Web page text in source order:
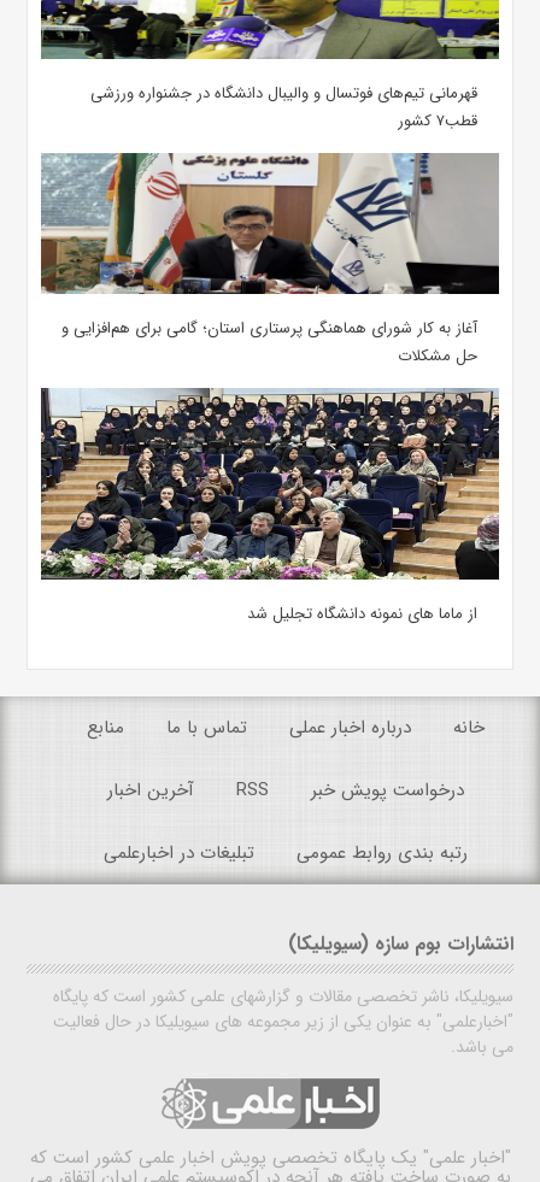
قهرمانی تیم‌های فوتسال و والیبال دانشگاه در جشنواره ورزشی
قطب۷ کشور
آغاز به کار شورای هماهنگی پرستاری استان؛ گامی برای هم‌افزایی و
حل مشکلات
از ماما های نمونه دانشگاه تجلیل شد
خانه درباره اخبار عملی تماس با ما منابع
درخواست پویش خبر RSS آخرین اخبار
رتبه بندی روابط عمومی تبلیغات در اخبارعلمی
انتشارات بوم سازه (سیویلیکا)
سیویلیکا، ناشر تخصصی مقالات و گزارشهای علمی کشور است که پایگاه
"اخبارعلمی" به عنوان یکی از زیر مجموعه های سیویلیکا در حال فعالیت
می باشد.
"اخبار علمی" یک پایگاه تخصصی پویش اخبار علمی کشور است که